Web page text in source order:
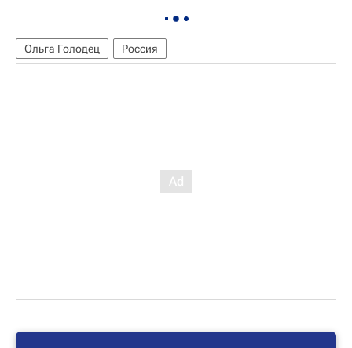
Ольга Голодец Россия